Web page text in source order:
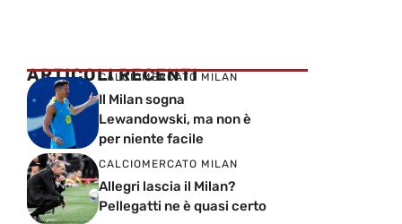
ARTICOLI RECENTI
CALCIOMERCATO MILAN
Il Milan sogna
Lewandowski, ma non è
per niente facile
CALCIOMERCATO MILAN
Allegri lascia il Milan?
Pellegatti ne è quasi certo